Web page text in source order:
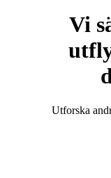
Vi
Utforska